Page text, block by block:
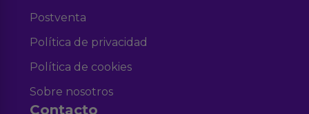
Postventa
Política de privacidad
Política de cookies
Sobre nosotros
Contacto